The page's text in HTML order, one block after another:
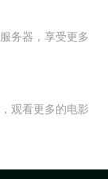
务器，享受更多
观看更多的电影